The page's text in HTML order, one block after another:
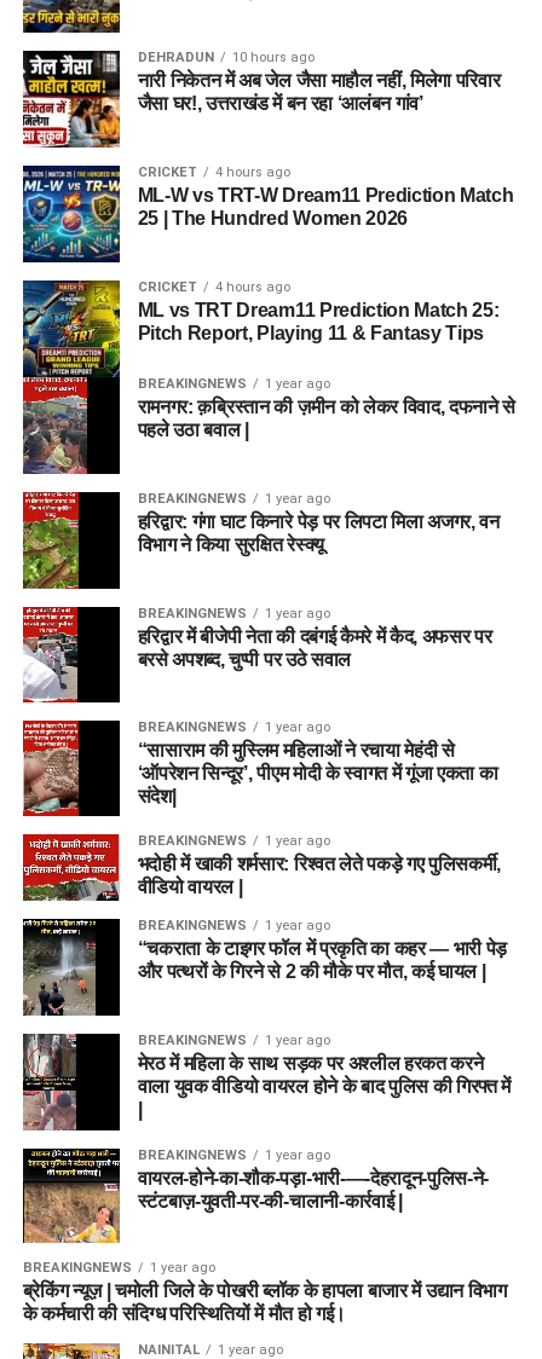
DEHRADUN 10 hours ago
नारी निकेतन में अब जेल जैसा माहौल नहीं, मिलेगा परिवार
जैसा घर!, उत्तराखंड में बन रहा ‘आलंबन गांव’
CRICKET 4 hours ago
ML-W vs TRT-W Dream11 Prediction Match
25 | The Hundred Women 2026
CRICKET 4 hours ago
ML vs TRT Dream11 Prediction Match 25:
Pitch Report, Playing 11 & Fantasy Tips
BREAKINGNEWS 1 year ago
रामनगर: क़ब्रिस्तान की ज़मीन को लेकर विवाद, दफनाने से
पहले उठा बवाल |
BREAKINGNEWS 1 year ago
हरिद्वार: गंगा घाट किनारे पेड़ पर लिपटा मिला अजगर, वन
विभाग ने किया सुरक्षित रेस्क्यू
BREAKINGNEWS 1 year ago
हरिद्वार में बीजेपी नेता की दबंगई कैमरे में कैद, अफसर पर
बरसे अपशब्द, चुप्पी पर उठे सवाल
BREAKINGNEWS 1 year ago
“सासाराम की मुस्लिम महिलाओं ने रचाया मेहंदी से
‘ऑपरेशन सिन्दूर’, पीएम मोदी के स्वागत में गूंजा एकता का
संदेश|
BREAKINGNEWS 1 year ago
भदोही में खाकी शर्मसार: रिश्वत लेते पकड़े गए पुलिसकर्मी,
वीडियो वायरल |
BREAKINGNEWS 1 year ago
“चकराता के टाइगर फॉल में प्रकृति का कहर — भारी पेड़
और पत्थरों के गिरने से 2 की मौके पर मौत, कई घायल |
BREAKINGNEWS 1 year ago
मेरठ में महिला के साथ सड़क पर अश्लील हरकत करने
वाला युवक वीडियो वायरल होने के बाद पुलिस की गिरफ्त में
BREAKINGNEWS 1 year ago
वायरल-होने-का-शौक-पड़ा-भारी-—-देहरादून-पुलिस-ने-
स्टंटबाज़-युवती-पर-की-चालानी-कार्रवाई |
BREAKINGNEWS 1 year ago
ब्रेकिंग न्यूज़ | चमोली जिले के पोखरी ब्लॉक के हापला बाजार में उद्यान विभाग
के कर्मचारी की संदिग्ध परिस्थितियों में मौत हो गई।
NAINITAL 1 year ago